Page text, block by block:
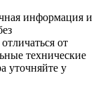
информация и
от
технические
уточняйте у